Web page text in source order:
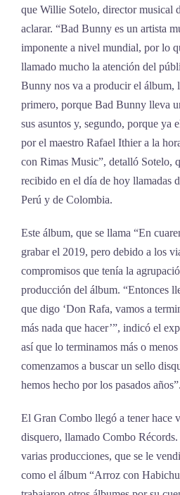
que Willie Sotelo, director musical
aclarar. “Bad Bunny es un artista
imponente a nivel mundial, por lo
llamado mucho la atención del
Bunny nos va a producir el álbum,
primero, porque Bad Bunny lleva
sus asuntos y, segundo, porque ya
por el maestro Rafael Ithier a la
con Rimas Music”, detalló Sotelo,
recibido en el día de hoy llamadas
Perú y de Colombia.
Este álbum, que se llama “En
grabar el 2019, pero debido a los
compromisos que tenía la
producción del álbum. “Entonces
que digo ‘Don Rafa, vamos a
más nada que hacer’”, indicó el
así que lo terminamos más o
comenzamos a buscar un sello
hemos hecho por los pasados años”.
El Gran Combo llegó a tener hace
disquero, llamado Combo
varias producciones, que se le
como el álbum “Arroz con